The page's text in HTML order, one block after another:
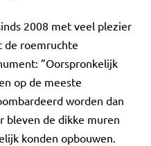
2008 met veel plezier
de roemruchte
”Oorspronkelijk
op de meeste
worden dan
bleven de dikke muren
konden opbouwen.